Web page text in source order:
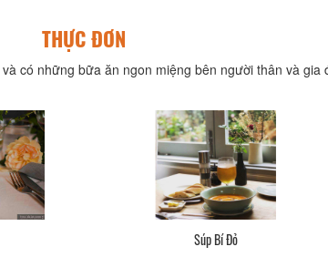
THỰC ĐƠN
có những bữa ăn ngon miệng bên người thân và gia
Súp Bí Đỏ